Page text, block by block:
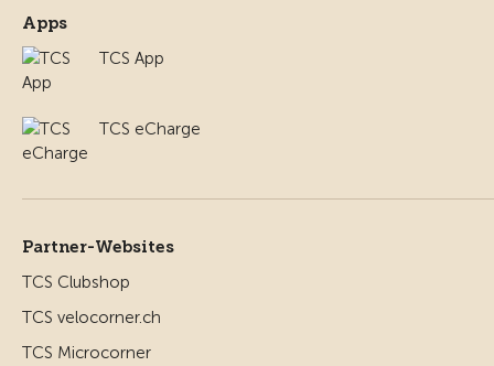
Apps
TCS App
TCS eCharge
Partner-Websites
TCS Clubshop
TCS velocorner.ch
TCS Microcorner